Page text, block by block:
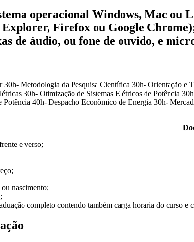
operacional Windows, Mac ou
Firefox ou Google
de áudio, ou fone de ouvido, e
Metodologia da Pesquisa Científica 30h- Orientação e
30h- Otimização de Sistemas Elétricos de Potência
Potência 40h- Despacho Econômico de Energia 30h-
e verso;
nascimento;
completo contendo também carga horária do curso e